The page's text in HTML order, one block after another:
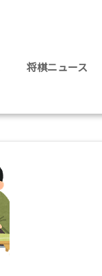
将棋ニュース